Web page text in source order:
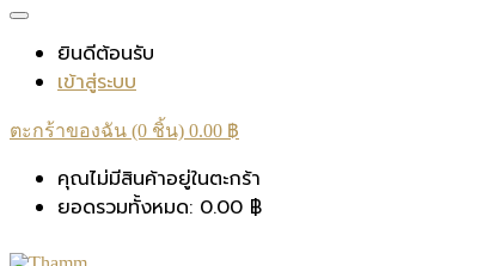
ยินดีต้อนรับ
เข้าสู่ระบบ
ตะกร้าของฉัน (0 ชิ้น) 0.00 ฿
คุณไม่มีสินค้าอยู่ในตะกร้า
ยอดรวมทั้งหมด: 0.00 ฿